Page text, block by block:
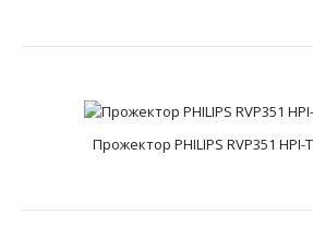
Tempo це модельний ряд
Прожектор PHILIPS RVP351 HPI-
Прожектор PHILIPS RVP351 HPI-